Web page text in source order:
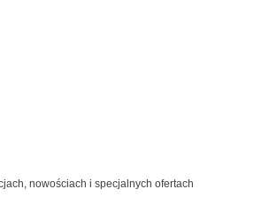
nowościach i specjalnych ofertach